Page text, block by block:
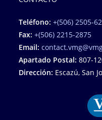
Teléfono: +(506) 2505-
Fax: +(506) 2215-2875
Email:
Apartado Postal: 807-
Dirección: Escazú, San